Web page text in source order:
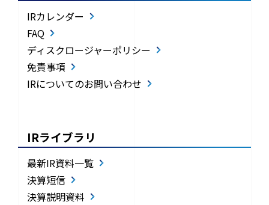
IRカレンダー
FAQ
ディスクロージャーポリシー
免責事項
IRについてのお問い合わせ
IRライブラリ
最新IR資料一覧
決算短信
決算説明資料